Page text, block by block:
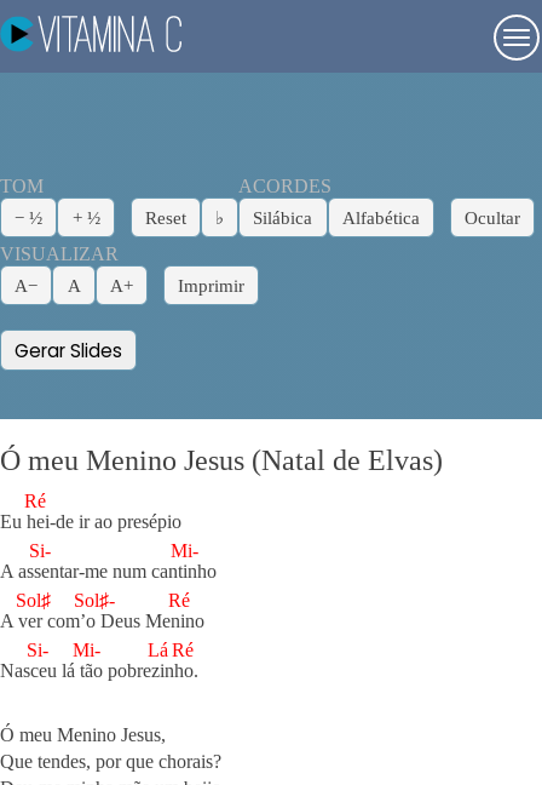
TOM
− ½
+ ½ Reset ♭
ACORDES
Silábica
Alfabética
Ocultar
VISUALIZAR
A−
A A+ Imprimir
Gerar Slides
Ó meu Menino Jesus (Natal de Elvas)
Eu h
Ré
ei-de ir ao presépio
A ass
Si-
entar-me num cant
Mi-
inho
A v
Sol♯
er com’
Sol♯-
o Deus Men
Ré
ino
Nasc
Si-
eu lá t
Mi-
ão pobrez
Lá
inh
Ré
o.
Ó meu Menino Jesus,
Que tendes, por que chorais?